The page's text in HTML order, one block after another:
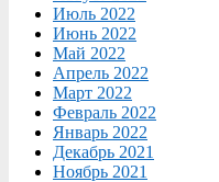
Июль 2022
Июнь 2022
Май 2022
Апрель 2022
Март 2022
Февраль 2022
Январь 2022
Декабрь 2021
Ноябрь 2021